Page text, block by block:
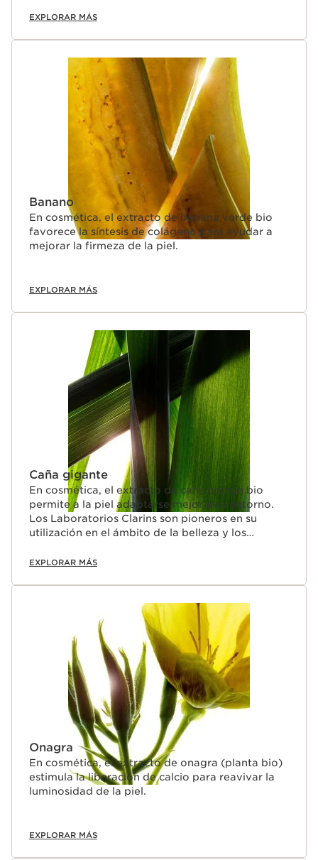
EXPLORAR MÁS
Banano
En cosmética, el extracto de banana verde bio
favorece la síntesis de colágeno para ayudar a
mejorar la firmeza de la piel.
EXPLORAR MÁS
Caña gigante
En cosmética, el extracto de caña común bio
permite a la piel adaptarse mejor a su entorno.
Los Laboratorios Clarins son pioneros en su
utilización en el ámbito de la belleza y los
EXPLORAR MÁS
Onagra
En cosmética, el extracto de onagra (planta bio)
estimula la liberación de calcio para reavivar la
luminosidad de la piel.
EXPLORAR MÁS